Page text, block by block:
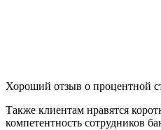
Хороший отзыв о процентной
Также клиентам нравятся
компетентность сотрудников